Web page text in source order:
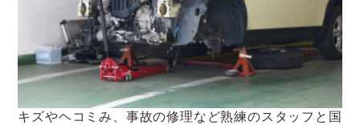
キズやヘコミみ、事故の修理など熟練のスタッフと国